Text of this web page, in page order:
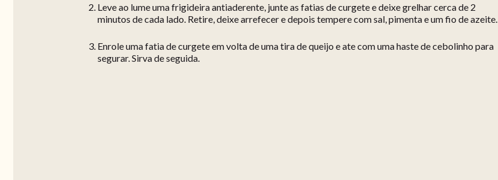
Leve ao lume uma frigideira antiaderente, junte as fatias de curgete e deixe grelhar cerca de 2
minutos de cada lado. Retire, deixe arrefecer e depois tempere com sal, pimenta e um fio de azeite.
Enrole uma fatia de curgete em volta de uma tira de queijo e ate com uma haste de cebolinho para
segurar. Sirva de seguida.